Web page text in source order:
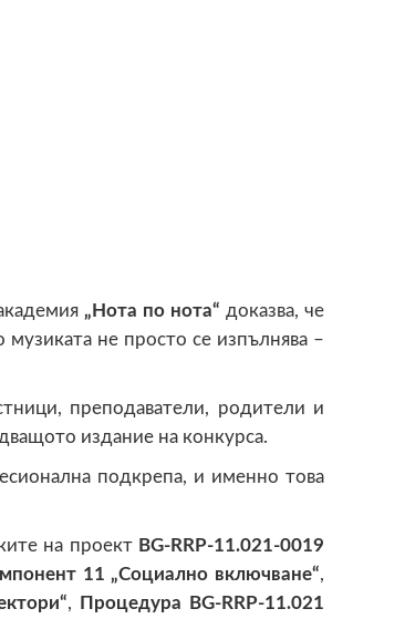
„Нота по нота“ доказва, че
не просто се изпълнява –
преподаватели, родители и
издание на конкурса.
подкрепа, и именно това
на проект BG-RRP-11.021-0019
11 „Социално включване“,
, Процедура BG-RRP-11.021